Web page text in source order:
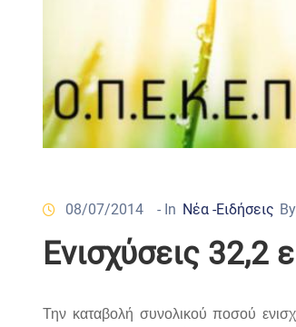
08/07/2014 - In Νέα -Ειδήσεις By
Ενισχύσεις
Την καταβολή συνολικού ποσού